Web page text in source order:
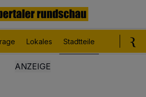
Lokales Stadtteile